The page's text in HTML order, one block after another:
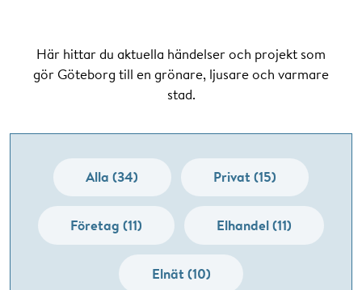
Här hittar du aktuella händelser och projekt som
gör Göteborg till en grönare, ljusare och varmare
stad.
Alla (34) Privat (15)
Företag (11) Elhandel (11)
Elnät (10)